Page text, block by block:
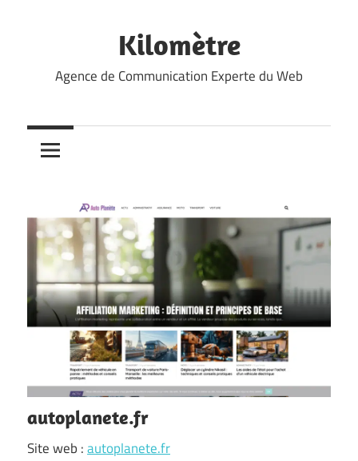
Kilomètre
Agence de Communication Experte du Web
autoplanete.fr
Site web :autoplanete.fr